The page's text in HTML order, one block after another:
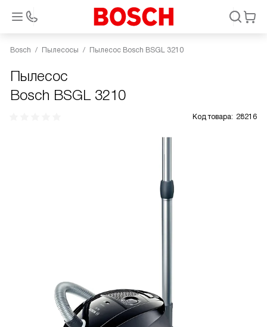
Bosch Пылесосы Пылесос Bosch BSGL 3210
Пылесос
Bosch BSGL 3210
Код товара: 28216